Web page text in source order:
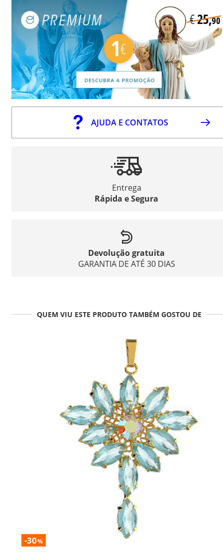
AJUDA E CONTATOS
Entrega
Rápida e Segura
Devolução gratuita
GARANTIA DE ATÉ 30 DIAS
QUEM VIU ESTE PRODUTO TAMBÉM GOSTOU DE
-30%